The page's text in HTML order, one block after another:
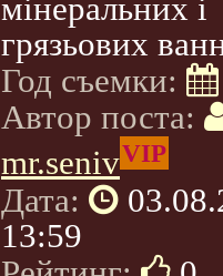
мінеральних і
грязьових
Год съемки:
Автор поста:
mr.senivVIP
Дата:
13:59